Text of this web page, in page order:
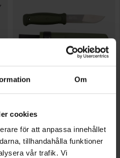
Om
cookies
för att anpassa innehållet
tillhandahålla funktioner
vår trafik. Vi
Morakniv Kansbol